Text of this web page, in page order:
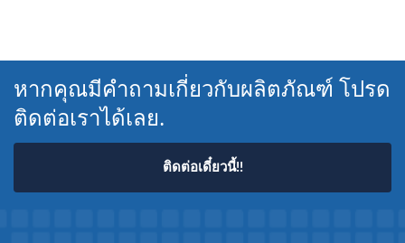
หากคุณมีคำถามเกี่ยวกับผลิตภัณฑ์ โปรด
ติดต่อเราได้เลย.
ติดต่อเดี๋ยวนี้!!